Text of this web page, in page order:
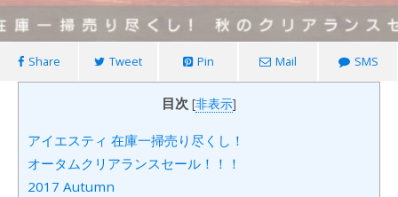
Share Tweet Pin Mail SMS
目次 [非表示]
アイエスティ 在庫一掃売り尽くし！
オータムクリアランスセール！！！
2017 Autumn